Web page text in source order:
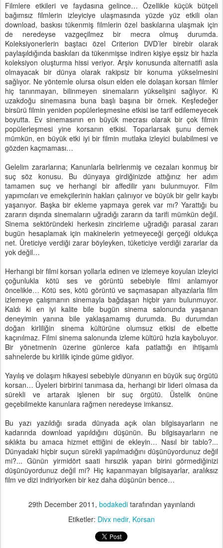
Filmlere etkileri ve faydasına gelince… Özellikle küçük bütçeli
bağımsız filmlerin izleyiciye ulaşmasında yüzde yüz etkili olan
download, baskısı tükenmiş filmlerin özel baskılarına ulaşmak için
de neredeyse vazgeçilmez bir mecra olmuş durumda.
Koleksiyonerlerin baştacı özel Criterion DVD’ler birebir olarak
paylaşıldığında baskıları da tükenmişse indiren kişiye eşsiz bir hazla
koleksiyon oluşturma hissi veriyor. Arşiv konusunda alternatifi asla
olmayacak bir dünya olarak rakipsiz bir konuma yükselmesini
sağlıyor. Ne yöntemle olursa olsun elden ele dolaşan korsan filmler
hiç tanınmayan, bilinmeyen sinemaların yükselişini sağlıyor. Ki
uzakdoğu sinemasına buna başlı başına bir örnek. Keşfedeğer
birsürü filmin yeniden popülerleşmesine etkisi ise tarif edilemeyecek
boyutta. Ev sinemasının en büyük mecrası olarak bir çok filmin
popülerleşmesi yine korsanın etkisi. Toparlarsak şunu demek
mümkün, en büyük etki iyi bir filmin mutlaka izleyici bulabilmesi ve
gözden kaçmaması…
Gelelim zararlarına; Kanunlarla belirlenmiş ve cezaları konmuş bir
suç söz konusu. Bu dünyaya girdiğinizde attığınız her adım
tamamen suç ve herhangi bir affedilir yanı bulunmuyor. Film
yapımcıları ve emekçilerinin hakları çalınıyor ve büyük bir gelir kaybı
yaşanıyor. Başka bir ekleme yapmaya gerek var mı? Yarattığı bu
zararın dışında sinemaların uğradığı zararın da tarifi mümkün değil.
Sinema sektöründeki herkesin zincirleme uğradığı parasal zararı
bugün hesaplamak için makinelerin yetmeyeceği gerçeği oldukça
net. Üreticiye verdiği zarar böyleyken, tüketiciye verdiği zararlar da
yok değil…
Herhangi bir filmi korsan yollarla edinen ve izlemeye koyulan izleyici
çoğunlukla kötü ses ve görüntü sebebiyle filmi anlamıyor
öncelikle… Kötü ses, kötü görüntü ve saçmasapan altyazılarla film
izlemeye çalışmanın sinemayla bağdaşan hiçbir yanı bulunmuyor.
Kaldı ki en iyi kalite bile bugün sinema salonunda yaşanan
deneyimin yanına bile yaklaşamamış durumda. Bu durumdan
doğan kirliliğin sinema kültürüne olumsuz etkisi de elbette
kaçınılmaz. Filmi sinema salonunda izleme kültürü hızla kayboluyor.
Bir yönetmenin üzerine günlerce kafa patlattığı en ihtişamlı
sahnelerde bu kirlilik içinde güme gidiyor.
Yayılış ve dolaşım hikayesi sebebiyle dünyanın en büyük suç örgütü
korsan… Üyeleri birbirini tanımasa da, herhangi bir lideri olmasa da
sürekli ve artarak işlenen bir suç örgütü. Üstelik önüne
geçebilmekte kanunlara rağmen neredeyse imkansız.
Bu yazı yazıldığı sırada dünyada açık olan bilgisayarların ne
kadarında download yapıldığını düşünün. Bu bilgisayarların ne
sıklıkta bu amaca hizmet ettiğini de ekleyin… Nasıl bir tablo?...
Dünyadaki hiçbir suçun sürekli yapılmadığını düşünüyordunuz değil
mi?... Günün yirmidört saati hırsızlık yapan birini görmediğinizi
düşünüyordunuz değil mi? Hiç kapanmayan bilgisayarlar, aralıksız
film ve dizi indiriyorken bir kez daha düşünün bence…
29th December 2011 , bodakeditarafından yayınlandı
Etiketler: Divx nedir Korsan